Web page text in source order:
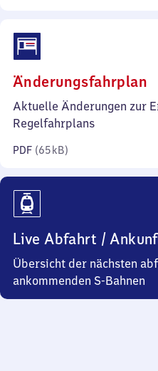
Änderungsfahrplan
Aktuelle Änderungen zur
Regelfahrplans
PDF (65 kB)
Live Abfahrt /
Übersicht der nächsten
ankommenden S-Bahnen